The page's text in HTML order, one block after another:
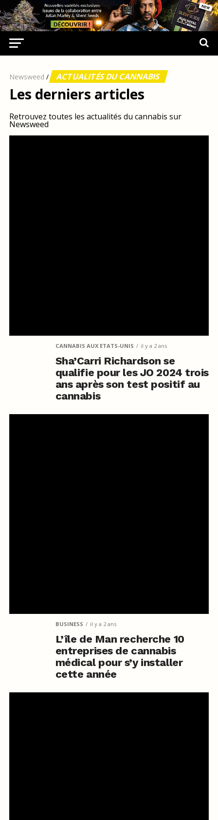
Newsweed / ACTUALITÉS DU CANNABIS
Les derniers articles
Retrouvez toutes les actualités du cannabis sur
Newsweed
CANNABIS AUX ETATS-UNIS il y a 2 ans
Sha’Carri Richardson se
qualifie pour les JO 2024 trois
ans après son test positif au
cannabis
BUSINESS il y a 2 ans
L’île de Man recherche 10
entreprises de cannabis
médical pour s’y installer
cette année